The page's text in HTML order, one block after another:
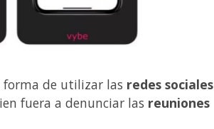
forma de utilizar las redes sociales
fuera a denunciar las reuniones